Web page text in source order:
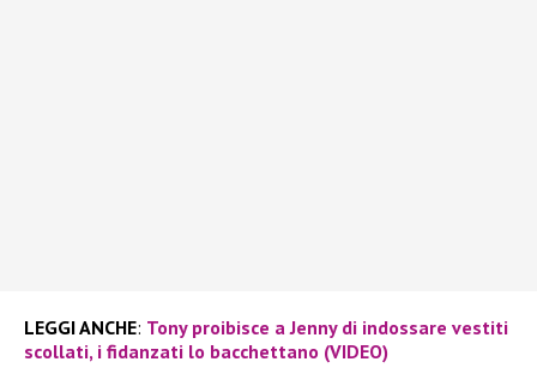
LEGGI ANCHE: Tony proibisce a Jenny di indossare vestiti
scollati, i fidanzati lo bacchettano (VIDEO)